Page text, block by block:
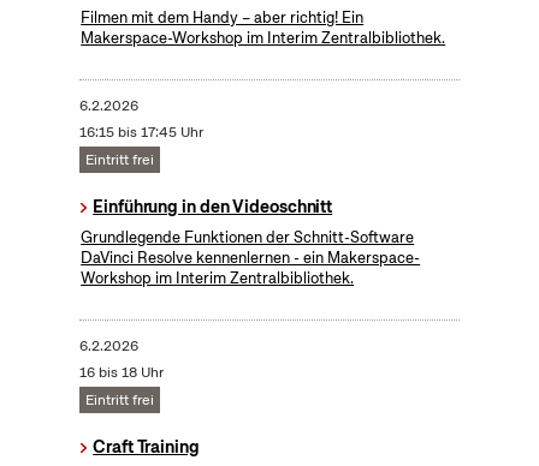
Filmen mit dem Handy – aber richtig! Ein
Makerspace-Workshop im Interim Zentralbibliothek.
6.2.2026
16:15 bis 17:45 Uhr
Eintritt frei
Einführung in den Videoschnitt
Grundlegende Funktionen der Schnitt-Software
DaVinci Resolve kennenlernen - ein Makerspace-
Workshop im Interim Zentralbibliothek.
6.2.2026
16 bis 18 Uhr
Eintritt frei
Craft Training